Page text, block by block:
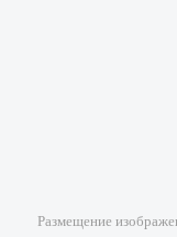
Размещение